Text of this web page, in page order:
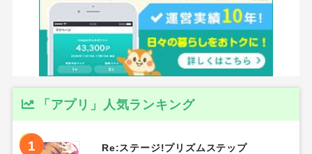
「アプリ」人気ランキング
1
Re:ステージ!プリズムステップ